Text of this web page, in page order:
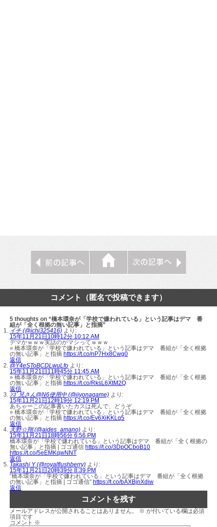
コメント（匿名で投稿できます）
5 thoughts on “橋本環奈が「学校で嫌われている」という記事はデマ 番
組が「全く根拠の無い記事」と指摘”
イチ (@ichi325416) より:
15年11月21日10時12分 10:12 AM
デマかｗｗｗ実話のがマシってｗｗｗ
» 橋本環奈が「学校で嫌われている」という記事はデマ 番組が「全く根拠
の無い記事」と指摘 https://t.co/nP7Hx8Cwg0
返信
@Y4eSToBCDLwuLfo より:
15年11月21日11時45分 11:45 AM
» 橋本環奈が「学校で嫌われている」という記事はデマ 番組が「全く根拠
の無い記事」と指摘 https://t.co/RksL6XtM2Q
返信
ﾝｺﾞ兄さん@N6使用中 (@iiyonagame) より:
15年11月21日12時19分 12:19 PM
あちゃーこの記事書いたカスは死んで、どうぞ
» 橋本環奈が「学校で嫌われている」という記事はデマ 番組が「全く根拠
の無い記事」と指摘 https://t.co/Ev6XiKKLq5
返信
天野☆翔 (@aides_amano) より:
15年11月21日18時56分 6:56 PM
橋本環奈が「学校で嫌われている」という記事はデマ 番組が「全く根拠の
無い記事」と指摘 | ゴゴ通信 https://t.co/3DpOCboB10
https://t.co/5eEMKqwNNT
返信
Takashi Y (@royalflushberry) より:
15年11月21日20時39分 8:39 PM
“橋本環奈が「学校で嫌われている」という記事はデマ 番組が「全く根拠
の無い記事」と指摘 | ゴゴ通信” https://t.co/bAXBjnXdiw
返信
コメントを残す
メールアドレスが公開されることはありません。 ※ が付いている欄は必須
項目です
コメント ※